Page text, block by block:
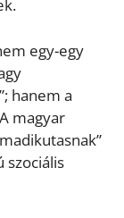
egy-egy
hanem a
magyar
szociális